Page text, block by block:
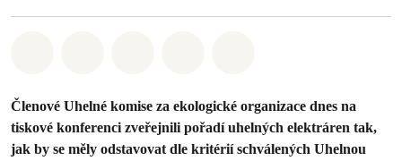
Členové Uhelné komise za ekologické organizace dnes na
tiskové konferenci zveřejnili pořadí uhelných elektráren tak,
jak by se měly odstavovat dle kritérií schválených Uhelnou